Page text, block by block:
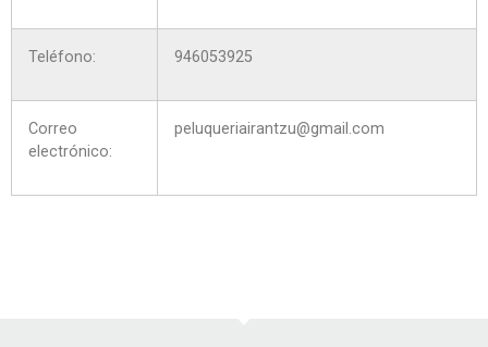
Teléfono: 946053925
Correo
electrónico:
peluqueriairantzu@gmail.com